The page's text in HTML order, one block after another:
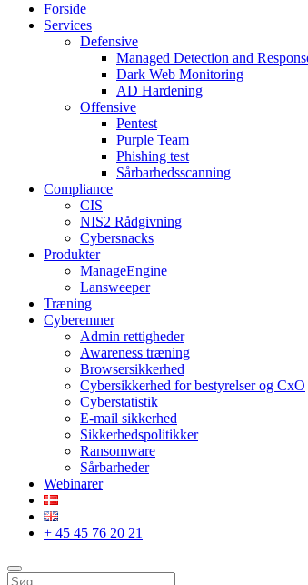
Forside
Services
Defensive
Managed Detection and
Dark Web Monitoring
AD Hardening
Offensive
Pentest
Purple Team
Phishing test
Sårbarhedsscanning
Compliance
CIS
NIS2 Rådgivning
Cybersnacks
Produkter
ManageEngine
Lansweeper
Træning
Cyberemner
Admin rettigheder
Awareness træning
Browsersikkerhed
Cybersikkerhed for bestyrelser og CxO
Cyberstatistik
E-mail sikkerhed
Sikkerhedspolitikker
Ransomware
Sårbarheder
Webinarer
+ 45 45 76 20 21